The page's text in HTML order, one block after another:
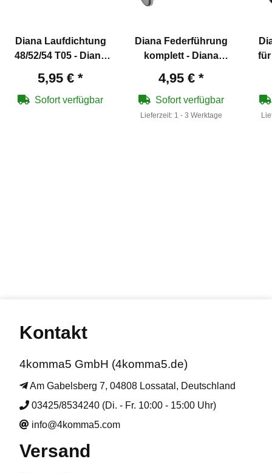
Diana Laufdichtung
48/52/54 T05 - Diana
30362100
5,95 € *
Sofort verfügbar
Diana Federführung
komplett - Diana
30369200
4,95 € *
Sofort verfügbar
Lieferzeit: 1 - 3 Werktage
für
Kontakt
4komma5 GmbH (4komma5.de)
Am Gabelsberg 7, 04808 Lossatal, Deutschland
03425/8534240 (Di. - Fr. 10:00 - 15:00 Uhr)
info@4komma5.com
Versand